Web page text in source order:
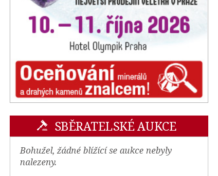
SBĚRATELSKÉ AUKCE
Bohužel, žádné blížící se aukce nebyly
nalezeny.